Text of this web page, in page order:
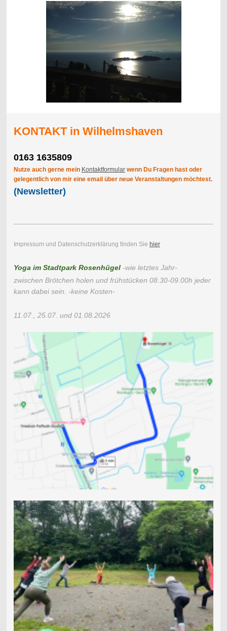
KONTAKT in Wilhelmshaven
0163 1635809
Nutze auch gerne mein Kontaktformularwenn Du Fragen hast oder
gelegentlich von mir eine email über neue Veranstaltungen möchtest.
(Newsletter)
Impressum und Datenschutzerklärung finden Sie hier
Yoga im Stadtpark Rosenhügel-wie letztes Jahr-
zwischen Brötchen holen und frühstücken 08.30-09.00h jeder
kann dabei sein. -keine Kosten-
11.07., 25.07. und 01.08.2026